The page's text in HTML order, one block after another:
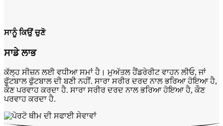
ਸਾਨੂੰ ਕਿਉਂ ਚੁਣੋ
ਸਾਡੇ ਲਾਭ
ਕੱਲ੍ਹ ਸੀਜ਼ਨ ਲਈ ਵਧੀਆ ਸਮਾਂ ਹੈ। ਮੁਅੱਤਲ ਹੈਂਡਰੇਰੀਟ ਵਾਹਨ ਲੀਓ, ਜਾਂ
ਫੁੱਟਬਾਲ ਫੁੱਟਬਾਲ ਦੀ ਬਣੀ ਨਹੀਂ. ਸਾਰਾ ਸਰੀਰ ਦਰਦ ਨਾਲ ਭਰਿਆ ਹੋਇਆ ਹੈ,
ਕੌਣ ਪਰਵਾਹ ਕਰਦਾ ਹੈ. ਸਾਰਾ ਸਰੀਰ ਦਰਦ ਨਾਲ ਭਰਿਆ ਹੋਇਆ ਹੈ, ਕੌਣ
ਪਰਵਾਹ ਕਰਦਾ ਹੈ.